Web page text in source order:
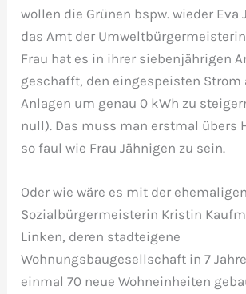
wollen die Grünen bspw. wieder Eva
das Amt der
Frau hat es in ihrer siebenjährigen
geschafft, den eingespeisten Strom
Anlagen um genau 0 kWh zu
null). Das muss man erstmal übers
so faul wie Frau Jähnigen zu sein.
Oder wie wäre es mit der ehemaligen
Sozialbürgermeisterin Kristin
Linken, deren stadteigene
Wohnungsbaugesellschaft in 7
einmal 70 neue Wohneinheiten